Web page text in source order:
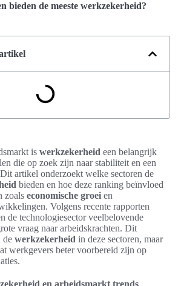
bieden de meeste werkzekerheid?
is werkzekerheid een belangrijk
die op zoek zijn naar stabiliteit en een
artikel onderzoekt welke sectoren de
bieden en hoe deze ranking beïnvloed
zoals economische groei en
Volgens recente rapporten
de technologiesector veelbelovende
vraag naar arbeidskrachten. Dit
de werkzekerheid in deze sectoren, maar
werkgevers beter voorbereid zijn op
en arbeidsmarkt trends